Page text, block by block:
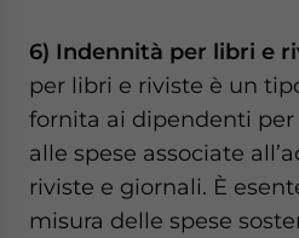
6) Indennità per libri e
per libri e riviste è un
fornita ai dipendenti
alle spese associate
riviste e giornali. È
misura delle spese